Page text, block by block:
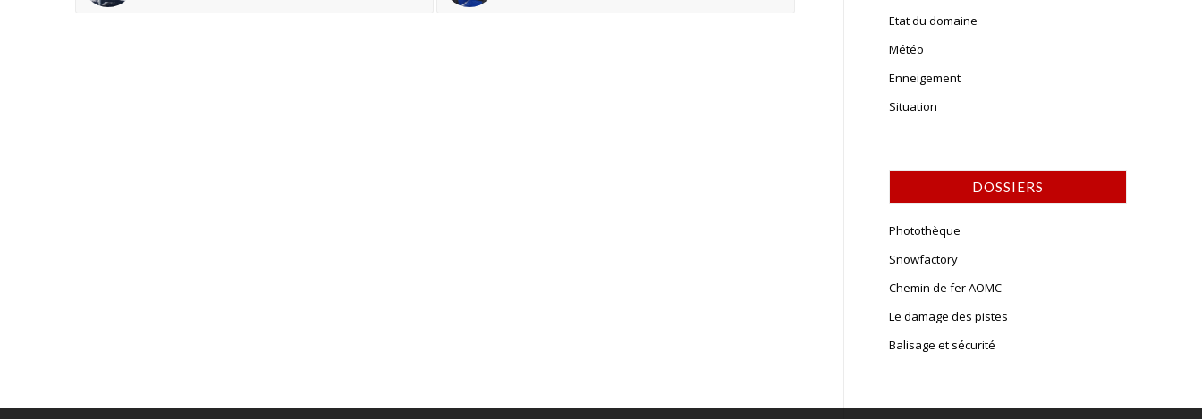
Etat du domaine
Météo
Enneigement
Situation
DOSSIERS
Photothèque
Snowfactory
Chemin de fer AOMC
Le damage des pistes
Balisage et sécurité